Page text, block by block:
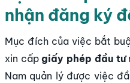
nhận đăng ký
Mục đích của việc bắt
xin cấpgiấy phép đầu tư
Nam quản lý được việc